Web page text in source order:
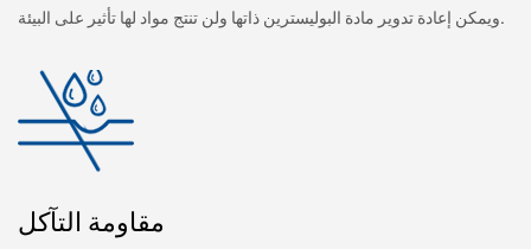
ويمكن إعادة تدوير مادة البوليسترين ذاتها ولن تنتج مواد لها تأثير على البيئة.
مقاومة التآكل